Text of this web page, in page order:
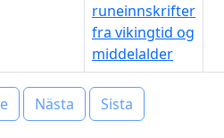
runeinnskrifter
fra vikingtid og
middelalder
Nästa Sista